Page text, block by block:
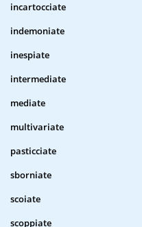
incartocciate
indemoniate
inespiate
intermediate
mediate
multivariate
pasticciate
sborniate
scoiate
scoppiate